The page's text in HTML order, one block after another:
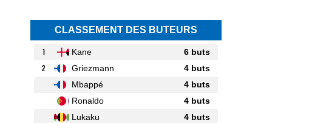
CLASSEMENT DES BUTEURS
1 Kane
6 buts
2
Griezmann
4 buts
Mbappé
4 buts
Ronaldo
4 buts
Lukaku
4 buts